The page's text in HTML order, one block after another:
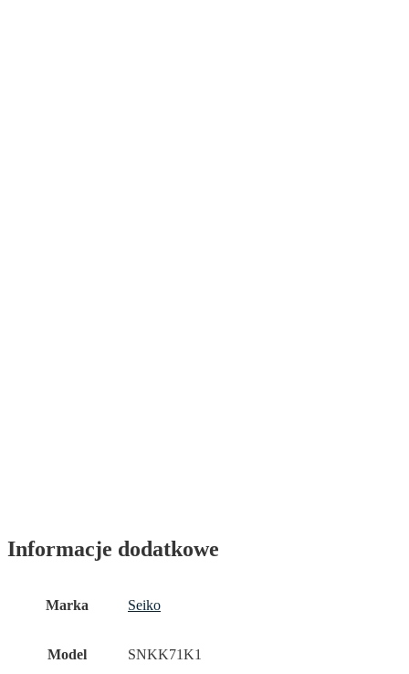
Informacje dodatkowe
Marka Seiko
Model SNKK71K1